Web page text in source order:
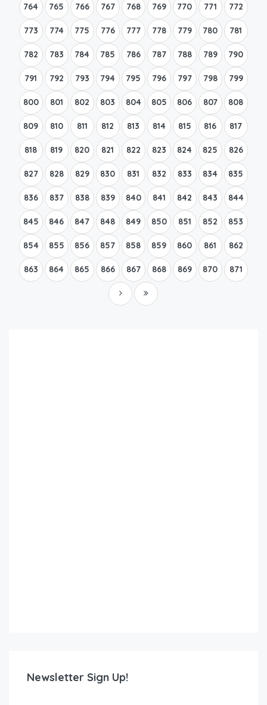
764 765 766 767 768 769 770 771 772
773 774 775 776 777 778 779 780 781
782 783 784 785 786 787 788 789 790
791 792 793 794 795 796 797 798 799
800 801 802 803 804 805 806 807 808
809 810 811 812 813 814 815 816 817
818 819 820 821 822 823 824 825 826
827 828 829 830 831 832 833 834 835
836 837 838 839 840 841 842 843 844
845 846 847 848 849 850 851 852 853
854 855 856 857 858 859 860 861 862
863 864 865 866 867 868 869 870 871
Newsletter Sign Up!